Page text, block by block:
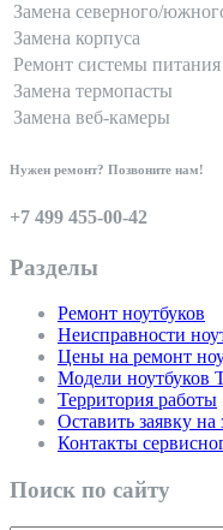
Замена северного/
Замена корпуса
Ремонт системы питания
Замена термопасты
Замена веб-камеры
Нужен ремонт? Позвоните нам!
+7 499 455-00-42
Разделы
Ремонт ноутбуков
Неисправности
Цены на ремонт
Модели ноутбуков
Территория работы
Оставить заявку на
Контакты
Поиск по сайту